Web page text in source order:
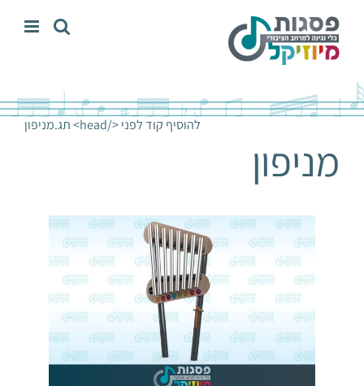
לתוכן
להוסיף קוד לפני </head> תג. מניפון
מניפון